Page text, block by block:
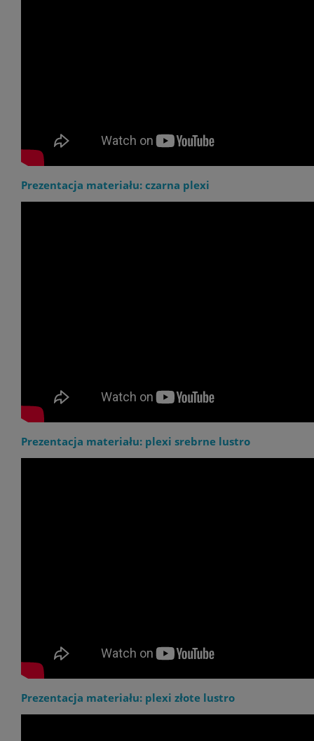
Prezentacja materiału: czarna plexi
Prezentacja materiału: plexi srebrne lustro
Prezentacja materiału: plexi złote lustro